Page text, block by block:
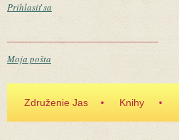
Prihlasiť sa
Moja pošta
Združenie Jas Knihy